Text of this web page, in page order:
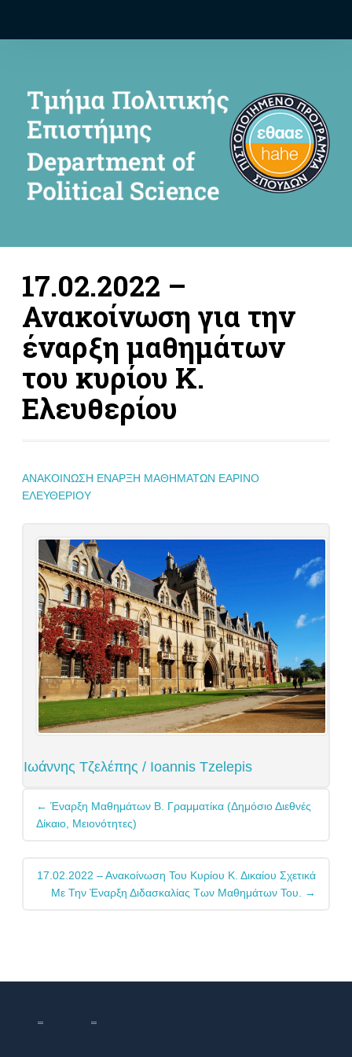
17.02.2022 –
Ανακοίνωση για την
έναρξη μαθημάτων
του κυρίου Κ.
Ελευθερίου
ΑΝΑΚΟΙΝΩΣΗ ΕΝΑΡΞΗ ΜΑΘΗΜΑΤΩΝ ΕΑΡΙΝΟ
ΕΛΕΥΘΕΡΙΟΥ
Ιωάννης Τζελέπης / Ioannis Tzelepis
Post
navigation
← Έναρξη Μαθημάτων Β. Γραμματίκα (Δημόσιο Διεθνές
Δίκαιο, Μειονότητες)
17.02.2022 – Ανακοίνωση Του Κυρίου Κ. Δικαίου Σχετικά
Με Την Έναρξη Διδασκαλίας Των Μαθημάτων Του. →